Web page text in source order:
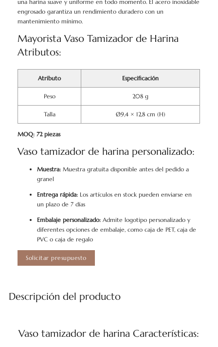
una harina suave y uniforme en todo momento. El acero inoxidable
engrosado garantiza un rendimiento duradero con un
mantenimiento mínimo.
Mayorista Vaso Tamizador de Harina
Atributos:
Atributo Especificación
Peso 208 g
Talla Ø9,4 × 12,8 cm (H)
MOQ: 72 piezas
Vaso tamizador de harina personalizado:
Muestra: Muestra gratuita disponible antes del pedido a
granel
Entrega rápida: Los artículos en stock pueden enviarse en
un plazo de 7 días
Embalaje personalizado: Admite logotipo personalizado y
diferentes opciones de embalaje, como caja de PET, caja de
PVC o caja de regalo
Solicitar presupuesto
Descripción del producto
Vaso tamizador de harina Características: